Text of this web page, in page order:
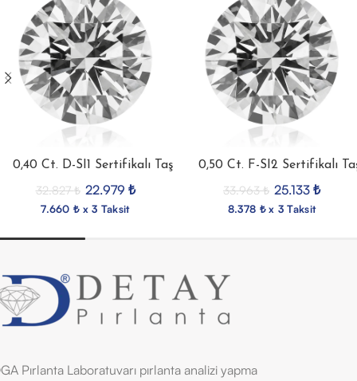
0,40 Ct. D-SI1 Sertifikalı Taş
32.827₺ 22.979 ₺
7.660 ₺ x 3 Taksit
0,50 Ct. F-SI2 Sertifikalı
33.963₺ 25.133 ₺
8.378 ₺ x 3 Taksit
Pırlanta Laboratuvarı pırlanta analizi yapma